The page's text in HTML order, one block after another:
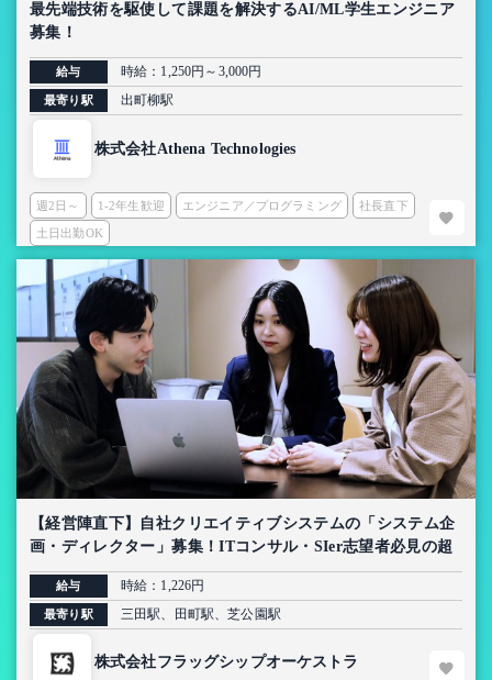
最先端技術を駆使して課題を解決するAI/ML学生エンジニア
募集！
給与 時給：1,250円～3,000円
最寄り駅 出町柳駅
株式会社Athena Technologies
週2日～ 1-2年生歓迎 エンジニア／プログラミング 社長直下
土日出勤OK
【経営陣直下】自社クリエイティブシステムの「システム企
画・ディレクター」募集！ITコンサル・SIer志望者必見の超
上流インターン【AI導入プロジェクト】
給与 時給：1,226円
最寄り駅 三田駅、田町駅、芝公園駅
株式会社フラッグシップオーケストラ